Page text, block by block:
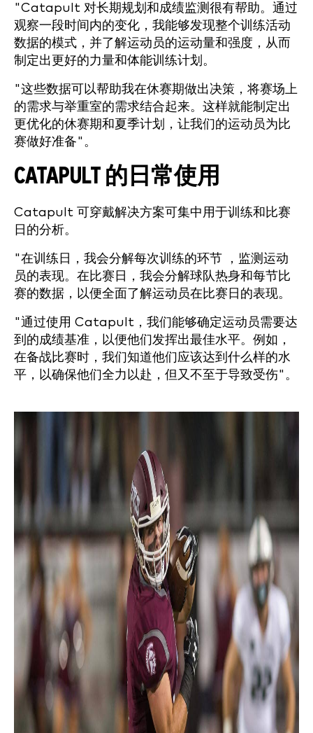
"Catapult 对长期规划和成绩监测很有帮助。通过
观察一段时间内的变化，我能够发现整个训练活动
数据的模式，并了解运动员的运动量和强度，从而
制定出更好的力量和体能训练计划。
"这些数据可以帮助我在休赛期做出决策，将赛场上
的需求与举重室的需求结合起来。这样就能制定出
更优化的休赛期和夏季计划，让我们的运动员为比
赛做好准备"。
CATAPULT 的日常使用
Catapult 可穿戴解决方案可集中用于训练和比赛
日的分析。
"在训练日，我会分解每次训练的环节 ，监测运动
员的表现。在比赛日，我会分解球队热身和每节比
赛的数据，以便全面了解运动员在比赛日的表现。
"通过使用 Catapult，我们能够确定运动员需要达
到的成绩基准，以便他们发挥出最佳水平。例如，
在备战比赛时，我们知道他们应该达到什么样的水
平，以确保他们全力以赴，但又不至于导致受伤"。